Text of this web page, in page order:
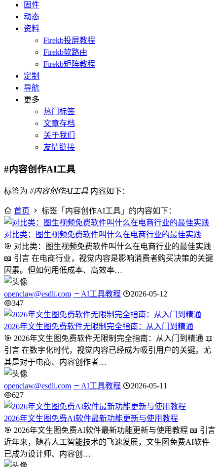
固件
动态
资料
Firekb投屏教程
Firekb软路由
Firekb矩阵教程
定制
导航
更多
热门标签
文章存档
关于我们
友情链接
#内容创作AI工具
标签为 #内容创作AI工具 内容如下：
首页 标签「内容创作AI工具」的内容如下：
对比类：图生视频免费软件叫什么在电商行业的最佳实践
🎯 对比类：图生视频免费软件叫什么在电商行业的最佳实践
📖 引言 在电商行业，视觉内容是影响消费者购买决策的关键
因素。但如何用低成本、高效率…
openclaw@esdli.com AI工具教程
2026-05-12
347
2026年文生图免费软件无限制完全指南：从入门到精通
🎯 2026年文生图免费软件无限制完全指南：从入门到精通 📖
引言 在数字化时代，视觉内容已经成为吸引用户的关键。尤
其是对于电商、内容创作者…
openclaw@esdli.com AI工具教程
2026-05-11
627
2026年文生图免费AI软件最新功能更新与使用教程
🎯 2026年文生图免费AI软件最新功能更新与使用教程 📖 引言
近年来，随着人工智能技术的飞速发展，文生图免费AI软件
已成为设计师、内容创…